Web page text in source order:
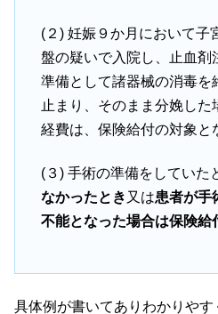
(２) 妊娠９か月において子
盤の疑いで入院し、止血剤
準備として諸器械の消毒を
止まり、そのまま分娩し
経費は、保険給付の対象と
(３) 手術の準備をしていた
なかったとき 又は患者が手
不能となった場合は保険給
具体例が書いてありわかりやす